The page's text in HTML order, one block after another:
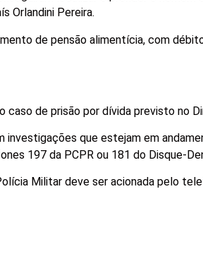
Orlandini Pereira.
de pensão alimentícia, com
de prisão por dívida previsto no
investigações que estejam em
197 da PCPR ou 181 do Disque-
Militar deve ser acionada pelo